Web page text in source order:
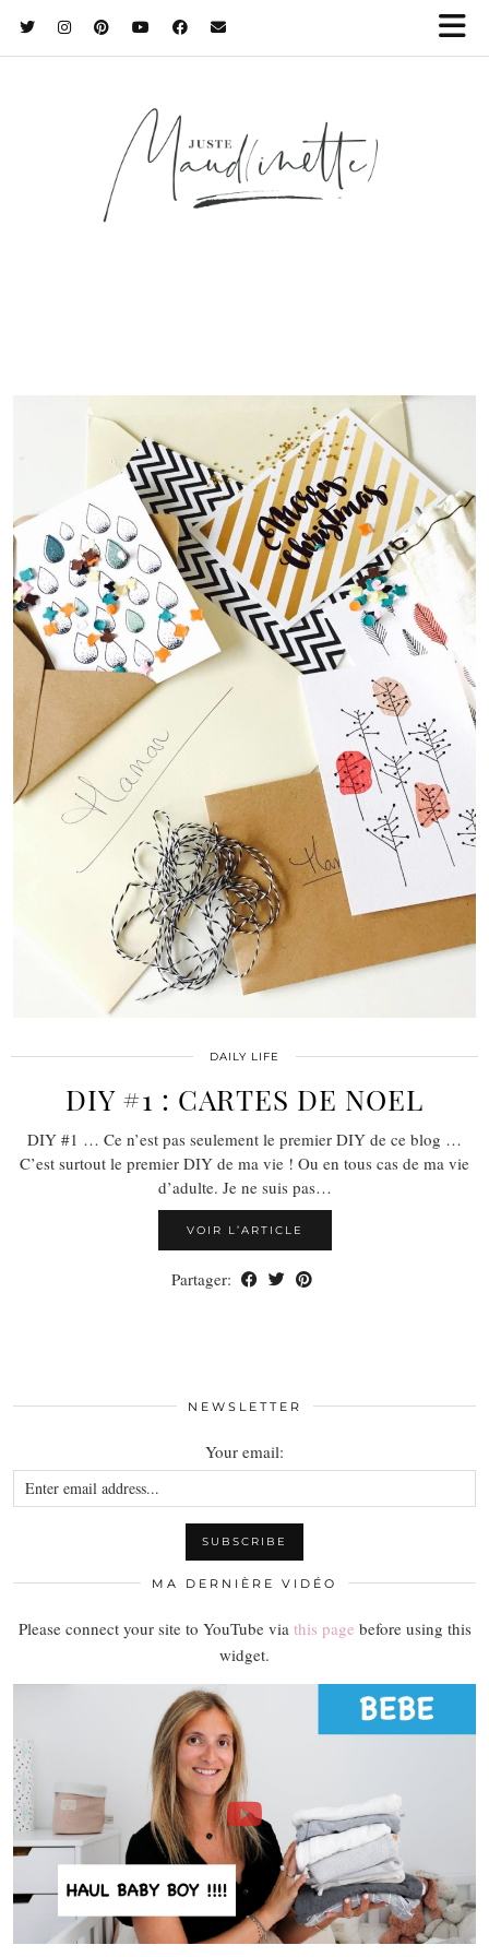
DAILY LIFE
DIY #1 : CARTES DE NOEL
DIY #1 … Ce n’est pas seulement le premier DIY de ce blog …
C’est surtout le premier DIY de ma vie ! Ou en tous cas de ma vie
d’adulte. Je ne suis pas…
VOIR L’ARTICLE
Partager:
NEWSLETTER
Your email:
MA DERNIÈRE VIDÉO
Please connect your site to YouTube via this page before using this
widget.